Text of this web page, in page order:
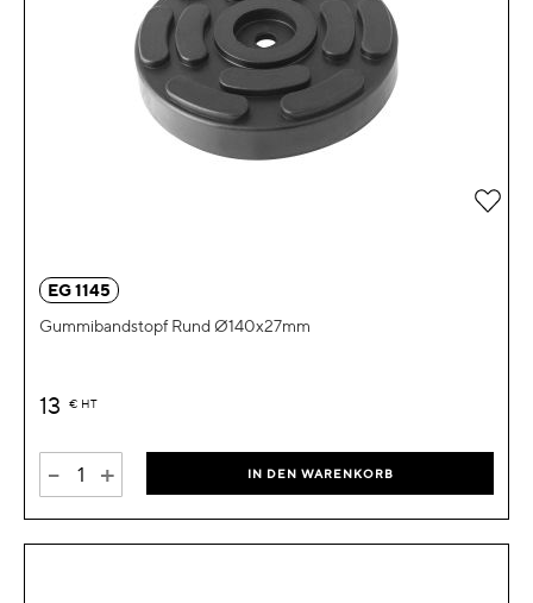
EG 1145
Gummibandstopf Rund Ø140x27mm
13 € HT
- + IN DEN WARENKORB
Zur